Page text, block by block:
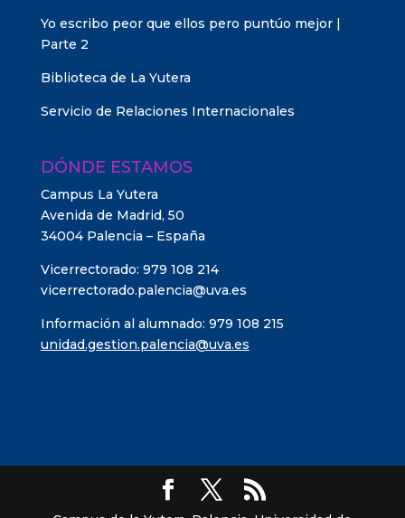
Yo escribo peor que ellos pero puntúo mejor |
Parte 2
Biblioteca de La Yutera
Servicio de Relaciones Internacionales
DÓNDE ESTAMOS
Campus La Yutera
Avenida de Madrid, 50
34004 Palencia – España
Vicerrectorado: 979 108 214
vicerrectorado.palencia@uva.es
Información al alumnado: 979 108 215
unidad.gestion.palencia@uva.es